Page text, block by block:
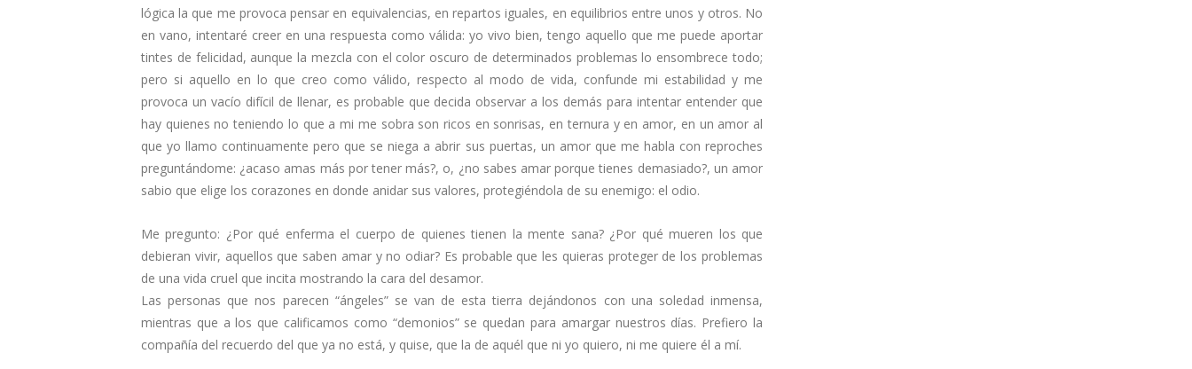
lógica la que me provoca pensar en equivalencias, en repartos iguales, en equilibrios entre unos y otros. No
en vano, intentaré creer en una respuesta como válida: yo vivo bien, tengo aquello que me puede aportar
tintes de felicidad, aunque la mezcla con el color oscuro de determinados problemas lo ensombrece todo;
pero si aquello en lo que creo como válido, respecto al modo de vida, confunde mi estabilidad y me
provoca un vacío difícil de llenar, es probable que decida observar a los demás para intentar entender que
hay quienes no teniendo lo que a mi me sobra son ricos en sonrisas, en ternura y en amor, en un amor al
que yo llamo continuamente pero que se niega a abrir sus puertas, un amor que me habla con reproches
preguntándome: ¿acaso amas más por tener más?, o, ¿no sabes amar porque tienes demasiado?, un amor
sabio que elige los corazones en donde anidar sus valores, protegiéndola de su enemigo: el odio.
Me pregunto: ¿Por qué enferma el cuerpo de quienes tienen la mente sana? ¿Por qué mueren los que
debieran vivir, aquellos que saben amar y no odiar? Es probable que les quieras proteger de los problemas
de una vida cruel que incita mostrando la cara del desamor.
Las personas que nos parecen “ángeles” se van de esta tierra dejándonos con una soledad inmensa,
mientras que a los que calificamos como “demonios” se quedan para amargar nuestros días. Prefiero la
compañía del recuerdo del que ya no está, y quise, que la de aquél que ni yo quiero, ni me quiere él a mí.